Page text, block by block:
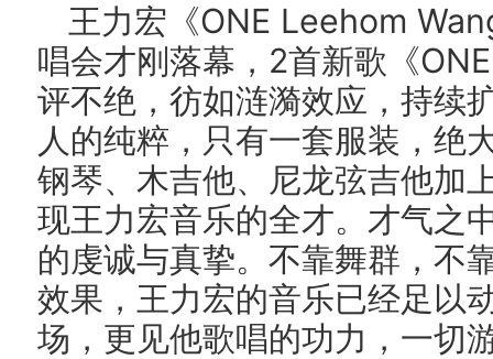
王力宏《ONE Leehom
唱会才刚落幕，2首新歌《
评不绝，彷如涟漪效应，持续
人的纯粹，只有一套服装，绝
钢琴、木吉他、尼龙弦吉他加
现王力宏音乐的全才。才气之
的虔诚与真挚。不靠舞群，不
效果，王力宏的音乐已经足以
场，更见他歌唱的功力，一切